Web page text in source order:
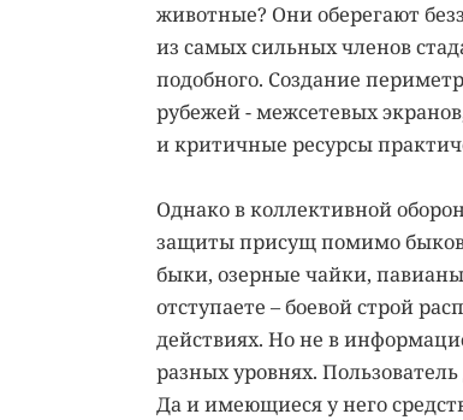
животные? Они оберегают
из самых сильных членов
подобного. Создание
рубежей - межсетевых
и критичные ресурсы
Однако в коллективной
защиты присущ помимо
быки, озерные чайки,
отступаете – боевой строй
действиях. Но не в
разных уровнях.
Да и имеющиеся у него